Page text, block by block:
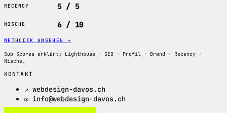
RECENCY 5 / 5
NISCHE 6 / 10
METHODIK ANSEHEN →
Sub-Scores erklärt: Lighthouse · GEO · Profil · Brand · Recency ·
Nische.
KONTAKT
↗ webdesign-davos.ch
✉ info@webdesign-davos.ch